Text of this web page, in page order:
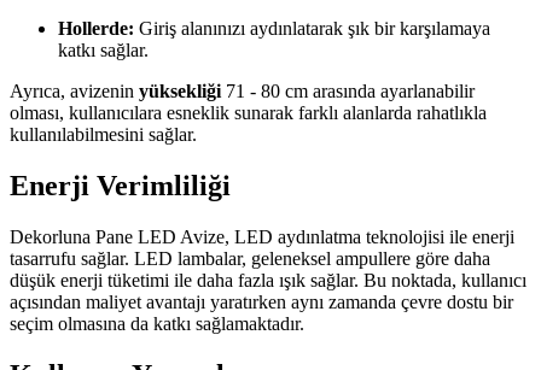
Hollerde: Giriş alanınızı aydınlatarak şık bir karşılamaya
katkı sağlar.
Ayrıca, avizenin yüksekliği 71 - 80 cm arasında ayarlanabilir
olması, kullanıcılara esneklik sunarak farklı alanlarda rahatlıkla
kullanılabilmesini sağlar.
Enerji Verimliliği
Dekorluna Pane LED Avize, LED aydınlatma teknolojisi ile enerji
tasarrufu sağlar. LED lambalar, geleneksel ampullere göre daha
düşük enerji tüketimi ile daha fazla ışık sağlar. Bu noktada, kullanıcı
açısından maliyet avantajı yaratırken aynı zamanda çevre dostu bir
seçim olmasına da katkı sağlamaktadır.